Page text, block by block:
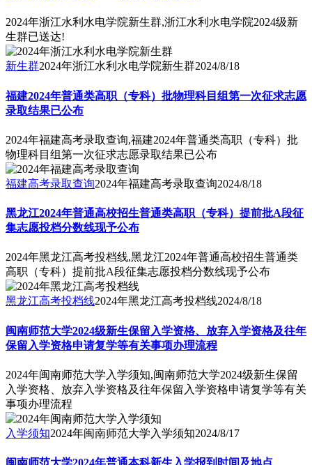
2024年浙江水利水电学院新生群,浙江水利水电学院2024级新
生群已送达!
新生群2024年浙江水利水电学院新生群2024/8/18
福建2024年普通类高职（专科）批物理科目组第一次征求志愿
录取结果已公布
2024年福建高考录取查询,福建2024年普通类高职（专科）批
物理科目组第一次征求志愿录取结果已公布
福建高考录取查询2024年福建高考录取查询2024/8/18
黑龙江2024年普通高校招生普通类高职（专科）提前批A段征
集志愿投档分数线现予公布
2024年黑龙江高考投档线,黑龙江2024年普通高校招生普通类
高职（专科）提前批A段征集志愿投档分数线现予公布
黑龙江高考投档线2024年黑龙江高考投档线2024/8/18
闽南师范大学2024级新生保留入学资格、放弃入学资格及往年
保留入学资格申请复学等有关事项办理流程
2024年闽南师范大学入学须知,闽南师范大学2024级新生保留
入学资格、放弃入学资格及往年保留入学资格申请复学等有关
事项办理流程
入学须知2024年闽南师范大学入学须知2024/8/17